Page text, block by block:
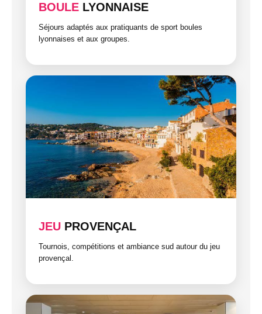
BOULE LYONNAISE
Séjours adaptés aux pratiquants de sport boules
lyonnaises et aux groupes.
JEU PROVENÇAL
Tournois, compétitions et ambiance sud autour du jeu
provençal.